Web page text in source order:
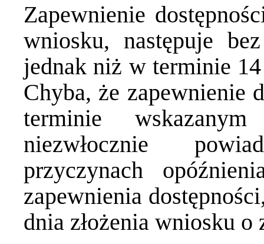
Zapewnienie
wniosku, następuje
jednak niż w terminie
Chyba, że zapewnienie
terminie
niezwłocznie
przyczynach
zapewnienia
dnia złożenia wniosku